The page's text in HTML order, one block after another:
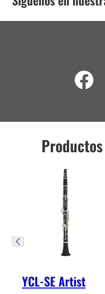
YCL-SE Artist